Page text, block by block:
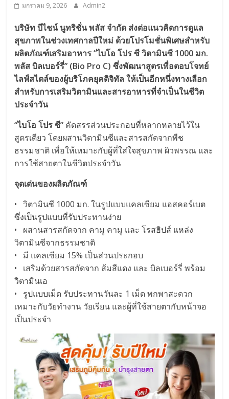
มกราคม 9, 2026 Admin2
บริษัท บีไชน์ นูทริชั่น พลัส จำกัด ส่งต่อแนวคิดการดูแล
สุขภาพในช่วงเทศกาลปีใหม่ ด้วยโปรโมชั่นพิเศษสำหรับ
ผลิตภัณฑ์เสริมอาหาร “ไบโอ โปร ซี วิตามินซี 1000 มก.
พลัส บิลเบอร์รี่” (Bio Pro C) ซึ่งพัฒนาสูตรเพื่อตอบโจทย์
ไลฟ์สไตล์ของผู้บริโภคยุคดิจิทัล ให้เป็นอีกหนึ่งทางเลือก
สำหรับการเสริมวิตามินและสารอาหารที่จำเป็นในชีวิต
ประจำวัน
“ไบโอ โปร ซี” คัดสรรส่วนประกอบที่หลากหลายไว้ใน
สูตรเดียว โดยผสานวิตามินซีและสารสกัดจากพืช
ธรรมชาติ เพื่อให้เหมาะกับผู้ที่ใส่ใจสุขภาพ ผิวพรรณ และ
การใช้สายตาในชีวิตประจำวัน
จุดเด่นของผลิตภัณฑ์
• วิตามินซี 1000 มก. ในรูปแบบแคลเซียม แอสคอร์เบต
ซึ่งเป็นรูปแบบที่รับประทานง่าย
• ผสานสารสกัดจาก คามู คามู และ โรสฮิปส์ แหล่ง
วิตามินซีจากธรรมชาติ
• มี แคลเซียม 15% เป็นส่วนประกอบ
• เสริมด้วยสารสกัดจาก ส้มสีแดง และ บิลเบอร์รี่ พร้อม
วิตามินเอ
• รูปแบบเม็ด รับประทานวันละ 1 เม็ด พกพาสะดวก
เหมาะกับวัยทำงาน วัยเรียน และผู้ที่ใช้สายตากับหน้าจอ
เป็นประจำ